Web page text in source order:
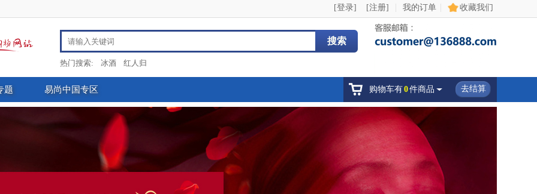
[登录] [注册] 我的订单 收藏我们
搜索
热门搜索: 冰酒 红人归
题 易尚中国专区 购物车有0件商品 去结算